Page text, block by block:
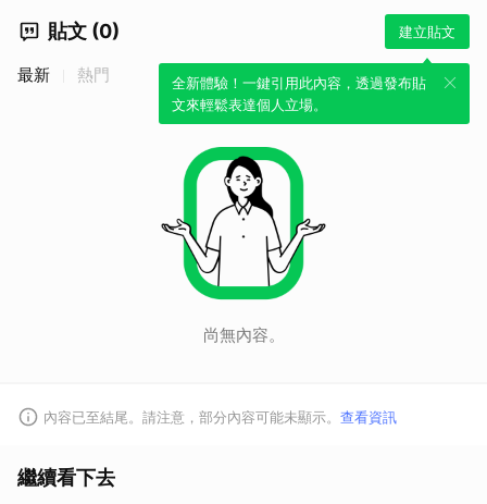
貼文 (0) 建立貼文
全新體驗！一鍵引用此內容，透過發布貼
文來輕鬆表達個人立場。
最新 熱門
尚無內容。
內容已至結尾。請注意，部分內容可能未顯示。 查看資訊
繼續看下去